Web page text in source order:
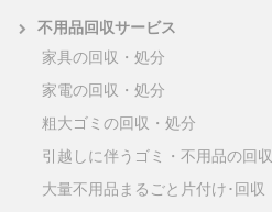
不用品回収サービス
家具の回収・処分
家電の回収・処分
粗大ゴミの回収・処分
引越しに伴うゴミ・不用品の回収
大量不用品まるごと片付け･回収